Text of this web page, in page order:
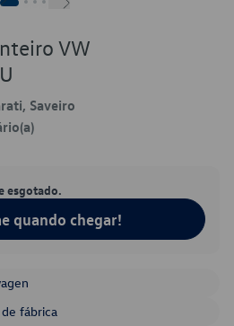
VW
Saveiro
esgotado.
quando chegar!
fábrica